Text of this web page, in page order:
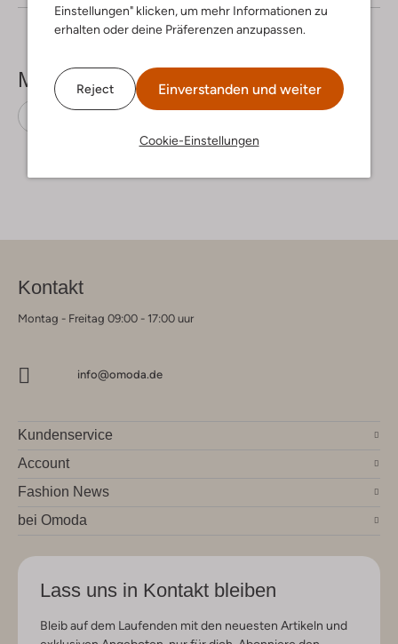
Einstellungen" klicken, um mehr Informationen zu
erhalten oder deine Präferenzen anzupassen.
Reject Einverstanden und weiter
Cookie-Einstellungen
Mehr sehen
Kontakt
Montag - Freitag 09:00 - 17:00 uur
info@omoda.de
Kundenservice
Account
Fashion News
bei Omoda
Lass uns in Kontakt bleiben
Bleib auf dem Laufenden mit den neuesten Artikeln und